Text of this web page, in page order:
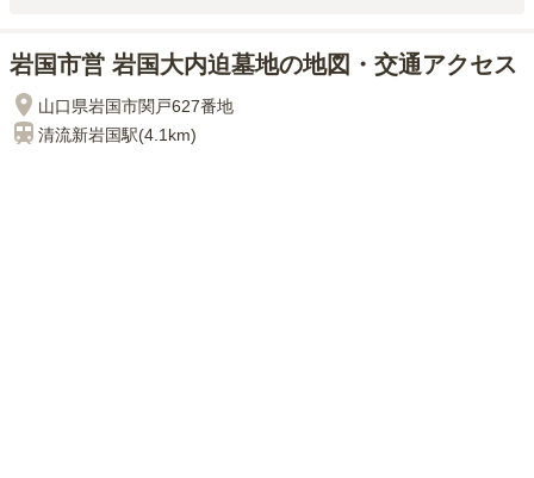
岩国市営 岩国大内迫墓地の地図・交通アクセス
山口県岩国市関戸627番地
清流新岩国駅(4.1km)